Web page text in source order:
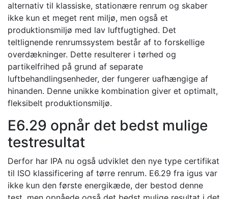
alternativ til klassiske, stationære renrum og skaber
ikke kun et meget rent miljø, men også et
produktionsmiljø med lav luftfugtighed. Det
teltlignende renrumssystem består af to forskellige
overdækninger. Dette resulterer i tørhed og
partikelfrihed på grund af separate
luftbehandlingsenheder, der fungerer uafhængige af
hinanden. Denne unikke kombination giver et optimalt,
fleksibelt produktionsmiljø.
E6.29 opnår det bedst mulige
testresultat
Derfor har IPA nu også udviklet den nye type certifikat
til ISO klassificering af tørre renrum. E6.29 fra igus var
ikke kun den første energikæde, der bestod denne